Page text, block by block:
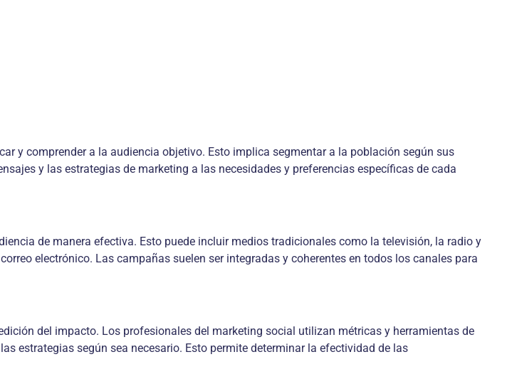
y comprender a la audiencia objetivo. Esto implica segmentar a la población según sus
y las estrategias de marketing a las necesidades y preferencias específicas de cada
de manera efectiva. Esto puede incluir medios tradicionales como la televisión, la radio y
electrónico. Las campañas suelen ser integradas y coherentes en todos los canales para
del impacto. Los profesionales del marketing social utilizan métricas y herramientas de
estrategias según sea necesario. Esto permite determinar la efectividad de las